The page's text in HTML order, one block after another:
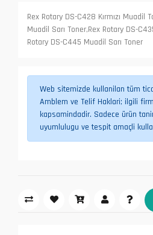
Rex Rotary DS-C428 Kırmızı Muadil
Muadil Sarı Toner,Rex Rotary DS-
Rotary DS-C445 Muadil Sarı Toner
Web sitemizde kullanilan tüm
Amblem ve Telif Haklari; ilgili
kapsamindadir. Sadece ürün
uyumlulugu ve tespit amaçli